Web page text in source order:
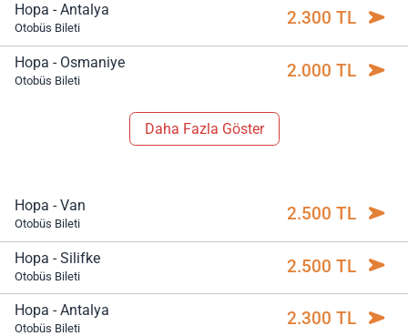
Hopa - Antalya
Otobüs Bileti 2.300 TL
Hopa - Osmaniye
Otobüs Bileti 2.000 TL
Daha Fazla Göster
Hopa - Van
Otobüs Bileti 2.500 TL
Hopa - Silifke
Otobüs Bileti 2.500 TL
Hopa - Antalya
Otobüs Bileti 2.300 TL